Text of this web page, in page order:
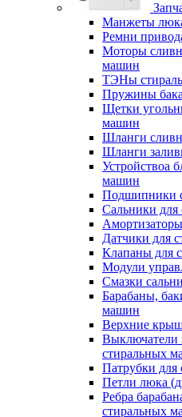
Манжеты
Ремни
Моторы
машин
ТЭНы
Пружины
Щетки
машин
Шланги
Шланги
Устройствоа
машин
Подшипники
Сальники
Датчики для
Клапаны для
Модули
Смазки
Барабаны,
машин
Верхние
Выключатели
стиральных
Патрубки
Петли люка
Ребра
стиральных